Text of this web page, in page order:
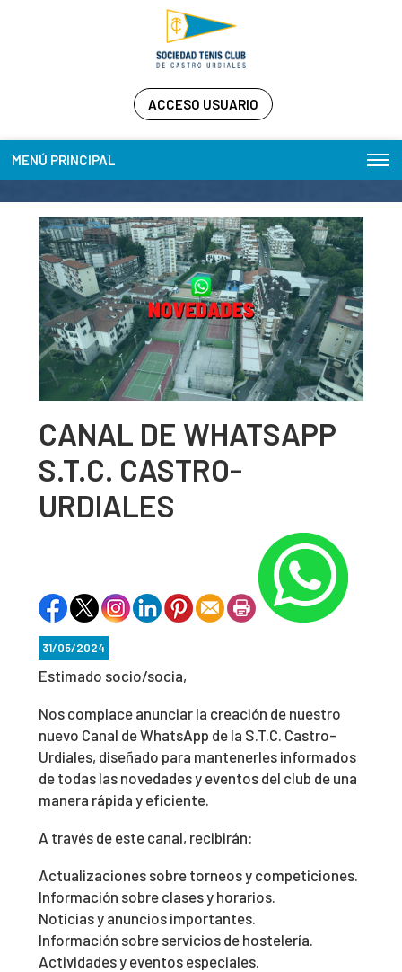
ACCESO USUARIO
MENÚ PRINCIPAL
CANAL DE WHATSAPP
S.T.C. CASTRO-
URDIALES
31/05/2024
Estimado socio/socia,
Nos complace anunciar la creación de nuestro
nuevo Canal de WhatsApp de la S.T.C. Castro-
Urdiales, diseñado para mantenerles informados
de todas las novedades y eventos del club de una
manera rápida y eficiente.
A través de este canal, recibirán:
Actualizaciones sobre torneos y competiciones.
Información sobre clases y horarios.
Noticias y anuncios importantes.
Información sobre servicios de hostelería.
Actividades y eventos especiales.